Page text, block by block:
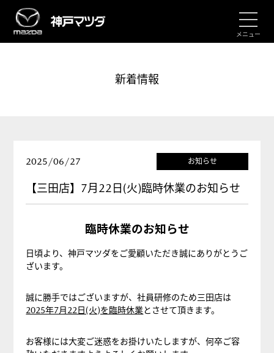
メニュー
新着情報
2025/06/27 お知らせ
【三田店】7月22日(火)臨時休業のお知らせ
臨時休業のお知らせ
日頃より、神戸マツダをご愛顧いただき誠にありがとうご
ざいます。
誠に勝手ではございますが、社員研修のため三田店は
2025年7月22日(火)を臨時休業とさせて頂きます。
お客様には大変ご迷惑をお掛けいたしますが、何卒ご容